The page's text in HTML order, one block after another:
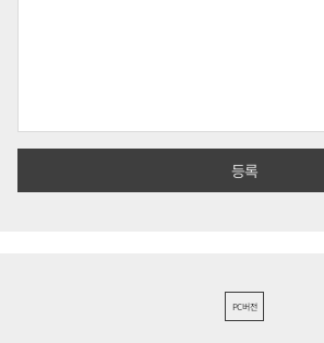
PC버전